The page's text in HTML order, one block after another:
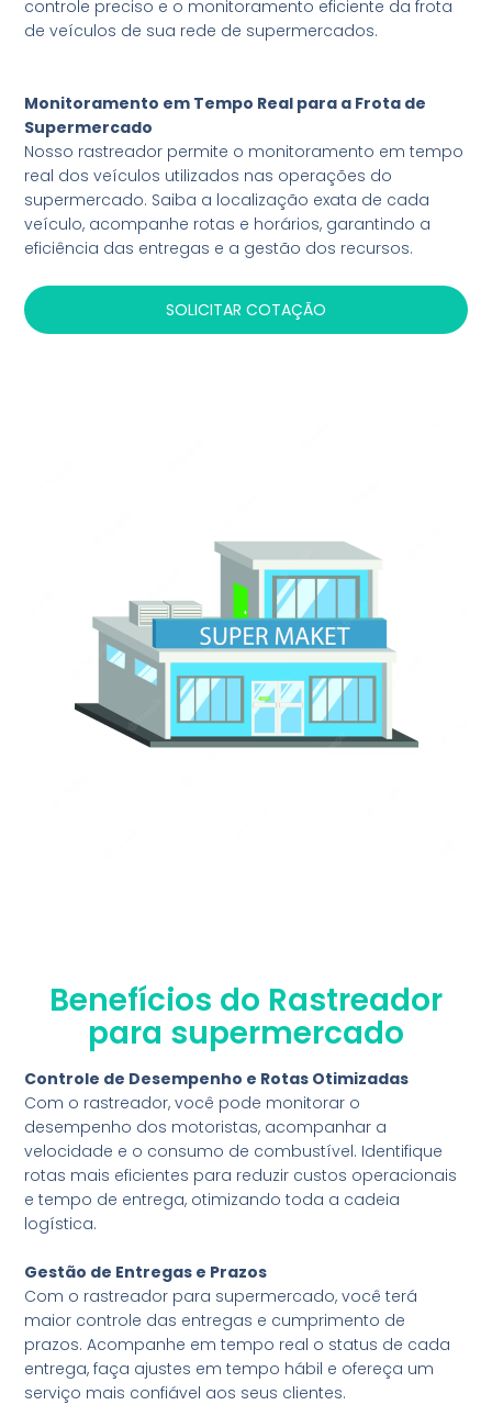
controle preciso e o monitoramento eficiente da frota
de veículos de sua rede de supermercados.
Monitoramento em Tempo Real para a Frota de
Supermercado
Nosso rastreador permite o monitoramento em tempo
real dos veículos utilizados nas operações do
supermercado. Saiba a localização exata de cada
veículo, acompanhe rotas e horários, garantindo a
eficiência das entregas e a gestão dos recursos.
SOLICITAR COTAÇÃO
Benefícios do Rastreador
para supermercado
Controle de Desempenho e Rotas Otimizadas
Com o rastreador, você pode monitorar o
desempenho dos motoristas, acompanhar a
velocidade e o consumo de combustível. Identifique
rotas mais eficientes para reduzir custos operacionais
e tempo de entrega, otimizando toda a cadeia
logística.
Gestão de Entregas e Prazos
Com o rastreador para supermercado, você terá
maior controle das entregas e cumprimento de
prazos. Acompanhe em tempo real o status de cada
entrega, faça ajustes em tempo hábil e ofereça um
serviço mais confiável aos seus clientes.